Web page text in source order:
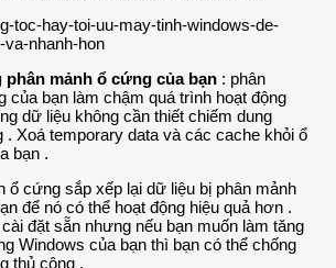
phân mảnh ổ cứng của bạn : phân
của bạn làm chậm quá trình hoạt động
dữ liệu không cần thiết chiếm dung
Xoá temporary data và các cache khỏi ổ
bạn .
ổ cứng sắp xếp lại dữ liệu bị phân mảnh
để nó có thể hoạt động hiệu quả hơn .
đặt sẵn nhưng nếu bạn muốn làm tăng
Windows của bạn thì bạn có thể chống
thủ công .